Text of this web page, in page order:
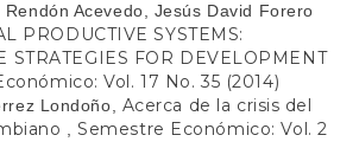
Rendón Acevedo, Jesús David Forero
PRODUCTIVE SYSTEMS:
STRATEGIES FOR DEVELOPMENT
Vol. 17 No. 35 (2014)
Londoño, Acerca de la crisis del
,Semestre Económico: Vol. 2